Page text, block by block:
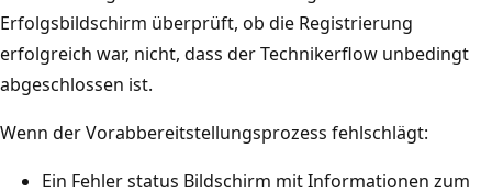
Erfolgsbildschirm überprüft, ob die Registrierung
erfolgreich war, nicht, dass der Technikerflow unbedingt
abgeschlossen ist.
Wenn der Vorabbereitstellungsprozess fehlschlägt:
Ein Fehler status Bildschirm mit Informationen zum